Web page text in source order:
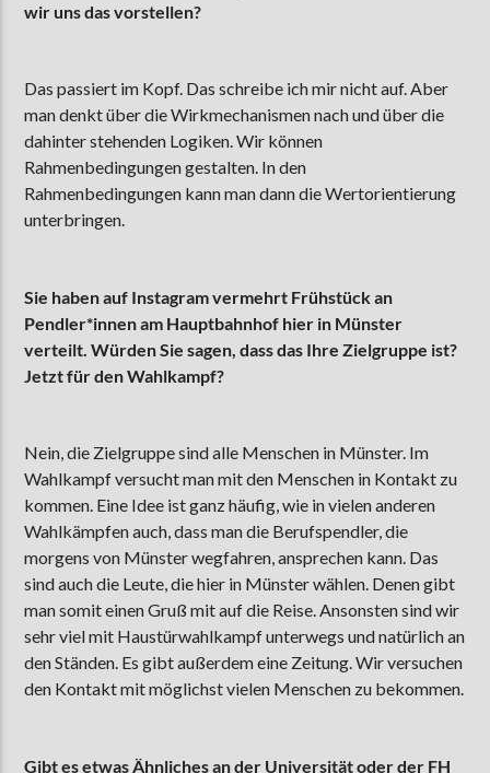
wir uns das vorstellen?
Das passiert im Kopf. Das schreibe ich mir nicht auf. Aber
man denkt über die Wirkmechanismen nach und über die
dahinter stehenden Logiken. Wir können
Rahmenbedingungen gestalten. In den
Rahmenbedingungen kann man dann die Wertorientierung
unterbringen.
Sie haben auf Instagram vermehrt Frühstück an
Pendler*innen am Hauptbahnhof hier in Münster
verteilt. Würden Sie sagen, dass das Ihre Zielgruppe ist?
Jetzt für den Wahlkampf?
Nein, die Zielgruppe sind alle Menschen in Münster. Im
Wahlkampf versucht man mit den Menschen in Kontakt zu
kommen. Eine Idee ist ganz häufig, wie in vielen anderen
Wahlkämpfen auch, dass man die Berufspendler, die
morgens von Münster wegfahren, ansprechen kann. Das
sind auch die Leute, die hier in Münster wählen. Denen gibt
man somit einen Gruß mit auf die Reise. Ansonsten sind wir
sehr viel mit Haustürwahlkampf unterwegs und natürlich an
den Ständen. Es gibt außerdem eine Zeitung. Wir versuchen
den Kontakt mit möglichst vielen Menschen zu bekommen.
Gibt es etwas Ähnliches an der Universität oder der FH